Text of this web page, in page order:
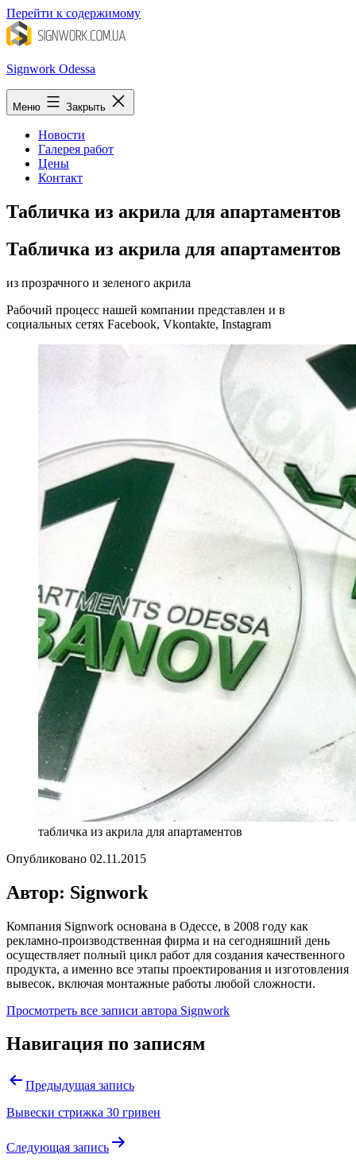
Перейти к содержимому
Signwork Odessa
Меню Закрыть
Новости
Галерея работ
Цены
Контакт
Табличка из акрила для апартаментов
Табличка из акрила для апартаментов
из прозрачного и зеленого акрила
Рабочий процесс нашей компании представлен и в
социальных сетях Facebook, Vkontakte, Instagram
табличка из акрила для апартаментов
Опубликовано 02.11.2015
Автор: Signwork
Компания Signwork основана в Одессе, в 2008 году как
рекламно-производственная фирма и на сегодняшний день
осуществляет полный цикл работ для создания качественного
продукта, а именно все этапы проектирования и изготовления
вывесок, включая монтажные работы любой сложности.
Просмотреть все записи автора Signwork
Навигация по записям
Предыдущая запись
Вывески стрижка 30 гривен
Следующая запись